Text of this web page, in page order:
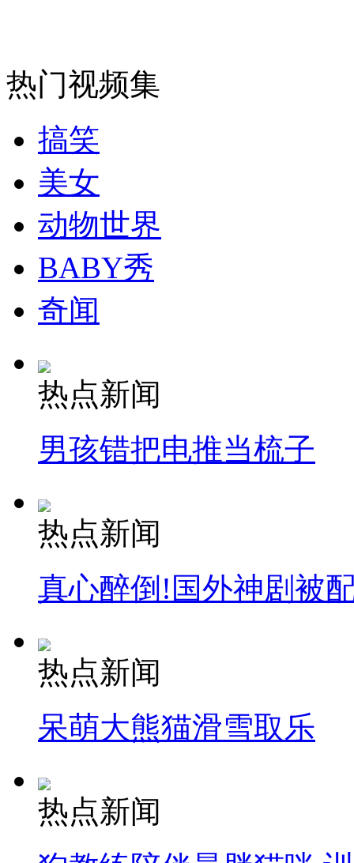
纽约上演“枕头大战”
司机酒驾遇交警 急速倒车逃窜
热门视频集
搞笑
美女
动物世界
BABY秀
奇闻
热点新闻
男孩错把电推当梳子
热点新闻
真心醉倒!国外神剧被
热点新闻
呆萌大熊猫滑雪取乐
热点新闻